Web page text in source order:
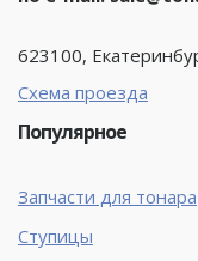
623100,
Схема проезда
Популярное
Запчасти для тонара
Ступицы